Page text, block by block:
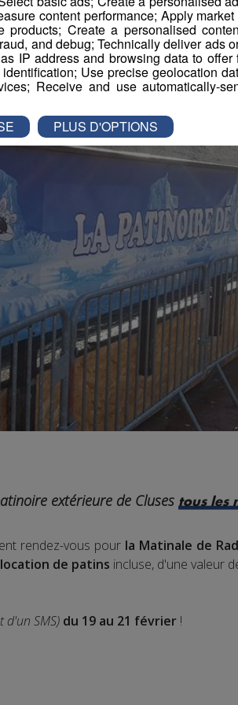
extérieure de Cluses tous les
rendez-vous pour la Matinale de
location de patins incluse, d'une valeur
d'un SMS) du 19 au 21 février !
content performance; Apply market
Create a personalised
and debug; Technically deliver ads
IP address and browsing data to offer
Use precise geolocation
Receive and use automatically-
PLUS D'OPTIONS